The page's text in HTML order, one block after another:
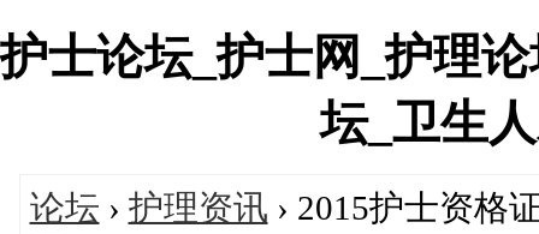
护士论坛_护士网_护理
坛_卫生
论坛 › 护理资讯 › 2015护士资格